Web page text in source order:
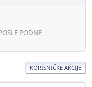
PODNE
KORISNIČKE AKCIJE